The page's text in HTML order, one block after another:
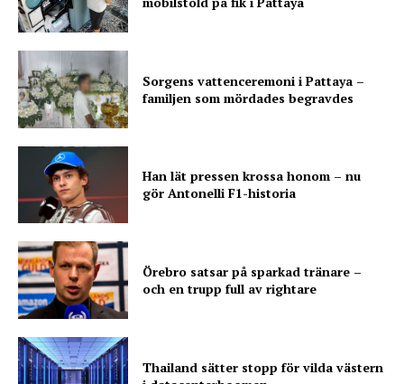
Sorgens vattenceremoni i Pattaya –
familjen som mördades begravdes
Han lät pressen krossa honom – nu
gör Antonelli F1-historia
Örebro satsar på sparkad tränare –
och en trupp full av rightare
Thailand sätter stopp för vilda västern